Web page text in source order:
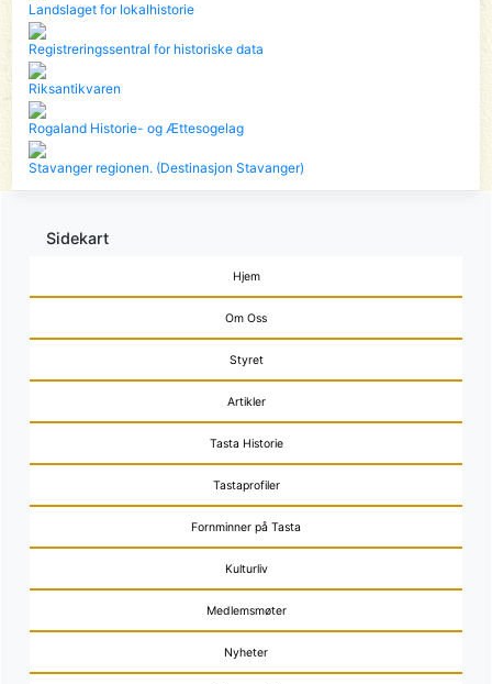
Landslaget for lokalhistorie
Registreringssentral for historiske data
Riksantikvaren
Rogaland Historie- og Ættesogelag
Stavanger regionen. (Destinasjon Stavanger)
Sidekart
Hjem
Om Oss
Styret
Artikler
Tasta Historie
Tastaprofiler
Fornminner på Tasta
Kulturliv
Medlemsmøter
Nyheter